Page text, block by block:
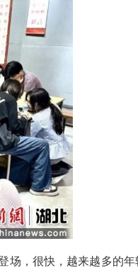
到我关注的博主